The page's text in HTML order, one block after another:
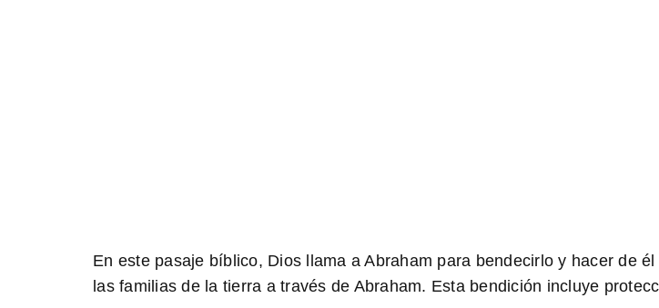
En este pasaje bíblico, Dios llama a Abraham para bendecirlo y hacer de
las familias de la tierra a través de Abraham. Esta bendición incluye